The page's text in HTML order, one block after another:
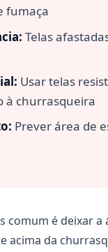
fumaça
Telas
Usar telas
à churrasqueira
Prever área de
comum é deixar a
acima da